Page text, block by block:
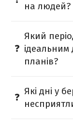
на людей?
Який
планів?
Які дні у